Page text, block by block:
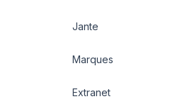
Jante
Marques
Extranet